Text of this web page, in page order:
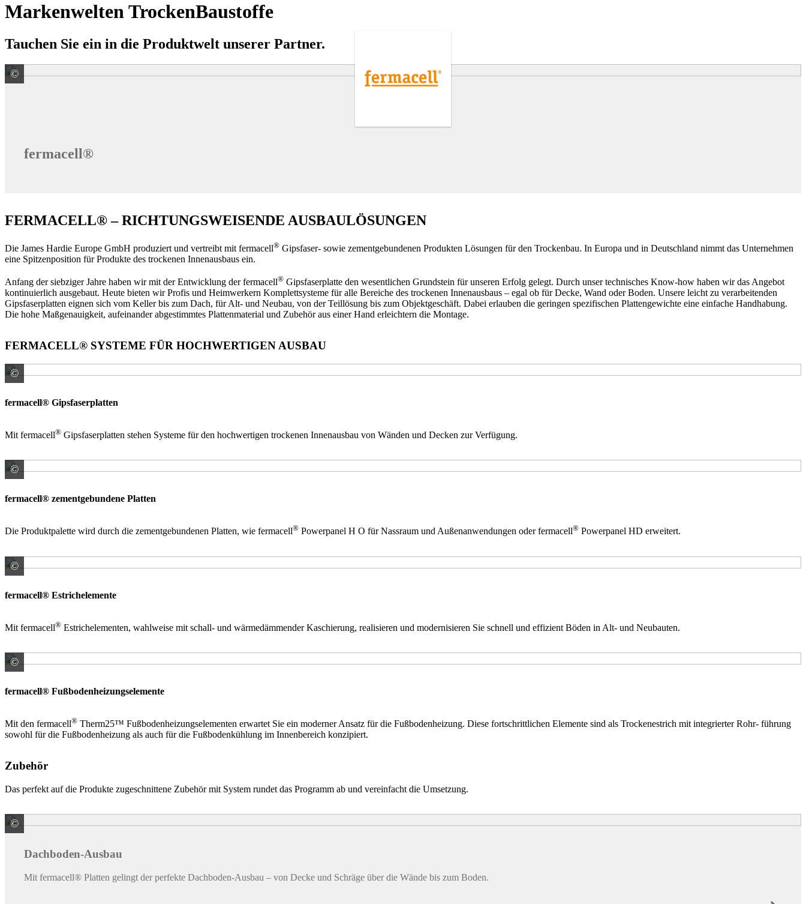
Markenwelten TrockenBaustoffe
Tauchen Sie ein in die Produktwelt unserer Partner.
© James Hardie Europe GmbH
fermacell®
FERMACELL® – RICHTUNGSWEISENDE AUSBAULÖSUNGEN
Die James Hardie Europe GmbH produziert und vertreibt mit fermacell® Gipsfaser- sowie zementgebundenen Produkten Lösungen für den Trockenbau. In Europa und in Deutschland nimmt das Unternehmen
eine Spitzenposition für Produkte des trockenen Innenausbaus ein.
Anfang der siebziger Jahre haben wir mit der Entwicklung der fermacell® Gipsfaserplatte den wesentlichen Grundstein für unseren Erfolg gelegt. Durch unser technisches Know-how haben wir das Angebot
kontinuierlich ausgebaut. Heute bieten wir Profis und Heimwerkern Komplettsysteme für alle Bereiche des trockenen Innenausbaus – egal ob für Decke, Wand oder Boden. Unsere leicht zu verarbeitenden
Gipsfaserplatten eignen sich vom Keller bis zum Dach, für Alt- und Neubau, von der Teillösung bis zum Objektgeschäft. Dabei erlauben die geringen spezifischen Plattengewichte eine einfache Handhabung.
Die hohe Maßgenauigkeit, aufeinander abgestimmtes Plattenmaterial und Zubehör aus einer Hand erleichtern die Montage.
FERMACELL® SYSTEME FÜR HOCHWERTIGEN AUSBAU
© James Hardie Europe GmbH
fermacell® Gipsfaserplatten
Mit fermacell® Gipsfaserplatten stehen Systeme für den hochwertigen trockenen Innenausbau von Wänden und Decken zur Verfügung.
© James Hardie Europe GmbH
fermacell® zementgebundene Platten
Die Produktpalette wird durch die zementgebundenen Platten, wie fermacell® Powerpanel H O für Nassraum und Außenanwendungen oder fermacell® Powerpanel HD erweitert.
© James Hardie Europe GmbH
fermacell® Estrichelemente
Mit fermacell® Estrichelementen, wahlweise mit schall- und wärmedämmender Kaschierung, realisieren und modernisieren Sie schnell und effizient Böden in Alt- und Neubauten.
© James Hardie Europe GmbH
fermacell® Fußbodenheizungselemente
Mit den fermacell® Therm25™ Fußbodenheizungselementen erwartet Sie ein moderner Ansatz für die Fußbodenheizung. Diese fortschrittlichen Elemente sind als Trockenestrich mit integrierter Rohr- führung
sowohl für die Fußbodenheizung als auch für die Fußbodenkühlung im Innenbereich konzipiert.
Zubehör
Das perfekt auf die Produkte zugeschnittene Zubehör mit System rundet das Programm ab und vereinfacht die Umsetzung.
© James Hardie Europe GmbH
Dachboden-Ausbau
Mit fermacell® Platten gelingt der perfekte Dachboden-Ausbau – von Decke und Schräge über die Wände bis zum Boden.